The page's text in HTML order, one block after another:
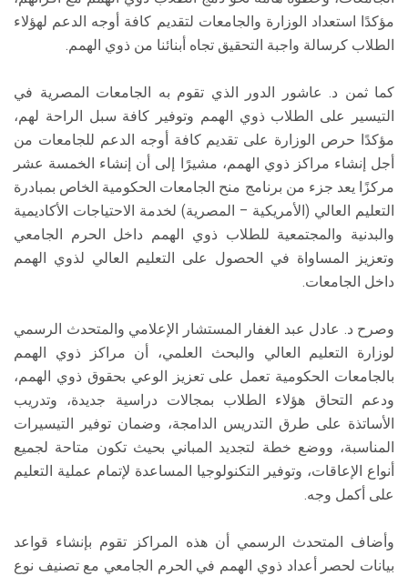
مؤكدًا استعداد الوزارة والجامعات لتقديم كافة أوجه الدعم لهؤلاء
الطلاب كرسالة واجبة التحقيق تجاه أبنائنا من ذوي الهمم.
كما ثمن د. عاشور الدور الذي تقوم به الجامعات المصرية في
التيسير على الطلاب ذوي الهمم وتوفير كافة سبل الراحة لهم،
مؤكدًا حرص الوزارة على تقديم كافة أوجه الدعم للجامعات من
أجل إنشاء مراكز ذوي الهمم، مشيرًا إلى أن إنشاء الخمسة عشر
مركزًا يعد جزء من برنامج منح الجامعات الحكومية الخاص بمبادرة
التعليم العالي (الأمريكية – المصرية) لخدمة الاحتياجات الأكاديمية
والبدنية والمجتمعية للطلاب ذوي الهمم داخل الحرم الجامعي
وتعزيز المساواة في الحصول على التعليم العالي لذوي الهمم
داخل الجامعات.
وصرح د. عادل عبد الغفار المستشار الإعلامي والمتحدث الرسمي
لوزارة التعليم العالي والبحث العلمي، أن مراكز ذوي الهمم
بالجامعات الحكومية تعمل على تعزيز الوعي بحقوق ذوي الهمم،
ودعم التحاق هؤلاء الطلاب بمجالات دراسية جديدة، وتدريب
الأساتذة على طرق التدريس الدامجة، وضمان توفير التيسيرات
المناسبة، ووضع خطة لتجديد المباني بحيث تكون متاحة لجميع
أنواع الإعاقات، وتوفير التكنولوجيا المساعدة لإتمام عملية التعليم
على أكمل وجه.
وأضاف المتحدث الرسمي أن هذه المراكز تقوم بإنشاء قواعد
بيانات لحصر أعداد ذوي الهمم في الحرم الجامعي مع تصنيف نوع